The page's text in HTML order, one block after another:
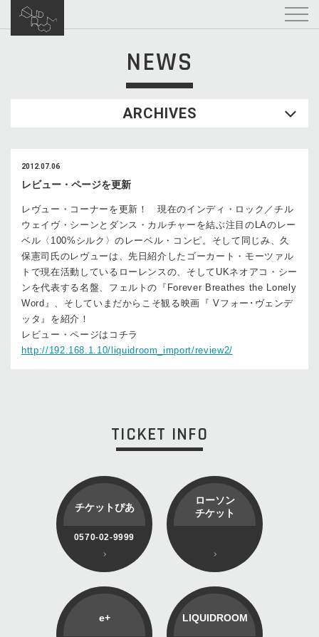
NEWS
ARCHIVES
2012.07.06
レビュー・ページを更新
レヴュー・コーナーを更新！ 現在のインディ・ロック／チル
ウェイヴ・シーンとダンス・カルチャーを結ぶ注目のLAのレー
ベル〈100%シルク〉のレーベル・コンピ。そして同じみ、久
保憲司氏のレヴューは、先日紹介したゴーカート・モーツァル
トで現在活動しているローレンスの、そしてUKネオアコ・シー
ンを代表する名盤、フェルトの『Forever Breathes the Lonely
Word』、そしていまだからこそ観る映画『 Vフォー･ヴェンデ
ッタ』を紹介！
レビュー・ページはコチラ
http://192.168.1.10/liquidroom_import/review2/
TICKET INFO
チケットぴあ
0570-02-9999
ローソン
チケット
e+ LIQUIDROOM